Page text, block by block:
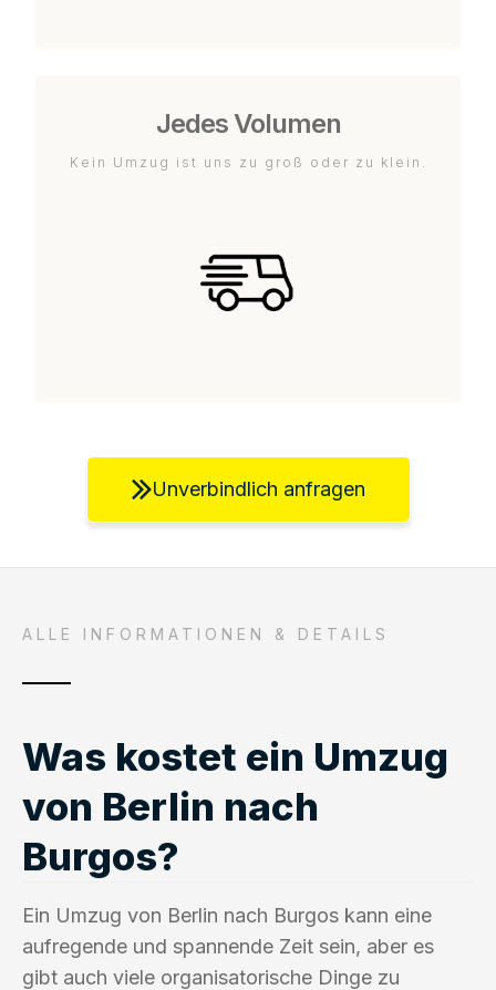
Jedes Volumen
Kein Umzug ist uns zu groß oder zu klein.
Unverbindlich anfragen
ALLE INFORMATIONEN & DETAILS
Was kostet ein Umzug
von Berlin nach
Burgos?
Ein Umzug von Berlin nach Burgos kann eine
aufregende und spannende Zeit sein, aber es
gibt auch viele organisatorische Dinge zu